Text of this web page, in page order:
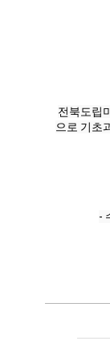
전북도립
으로 기초
-